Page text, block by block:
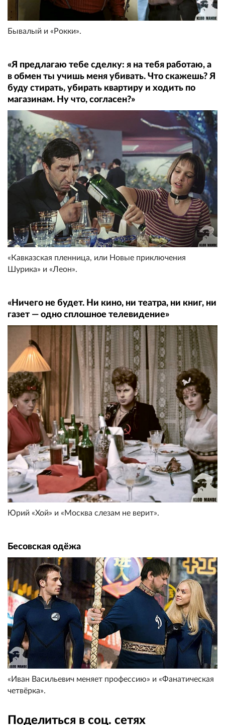
Бывалый и «Рокки».
«Я предлагаю тебе сделку: я на тебя работаю, а
в обмен ты учишь меня убивать. Что скажешь? Я
буду стирать, убирать квартиру и ходить по
магазинам. Ну что, согласен?»
«Кавказская пленница, или Новые приключения
Шурика» и «Леон».
«Ничего не будет. Ни кино, ни театра, ни книг, ни
газет — одно сплошное телевидение»
Юрий «Хой» и «Москва слезам не верит».
Бесовская одëжа
«Иван Васильевич меняет профессию» и «Фанатическая
четвёрка».
Поделиться в соц. сетях